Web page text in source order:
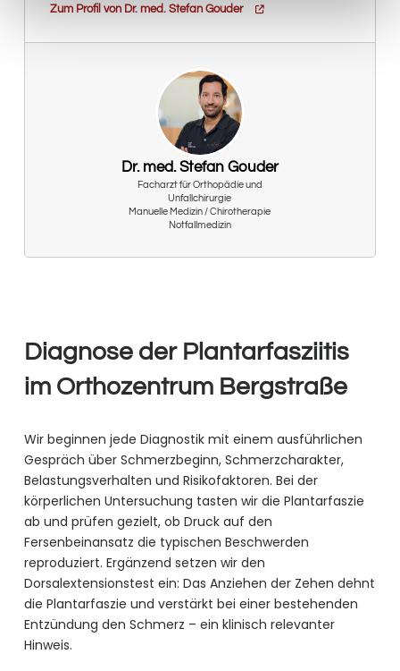
Zum Profil von Dr. med. Stefan Gouder
Dr. med. Stefan Gouder
Facharzt für Orthopädie und
Unfallchirurgie
Manuelle Medizin / Chirotherapie
Notfallmedizin
Diagnose der Plantarfasziitis
im Orthozentrum Bergstraße
Wir beginnen jede Diagnostik mit einem ausführlichen
Gespräch über Schmerzbeginn, Schmerzcharakter,
Belastungsverhalten und Risikofaktoren. Bei der
körperlichen Untersuchung tasten wir die Plantarfaszie
ab und prüfen gezielt, ob Druck auf den
Fersenbeinansatz die typischen Beschwerden
reproduziert. Ergänzend setzen wir den
Dorsalextensionstest ein: Das Anziehen der Zehen dehnt
die Plantarfaszie und verstärkt bei einer bestehenden
Entzündung den Schmerz – ein klinisch relevanter
Hinweis.